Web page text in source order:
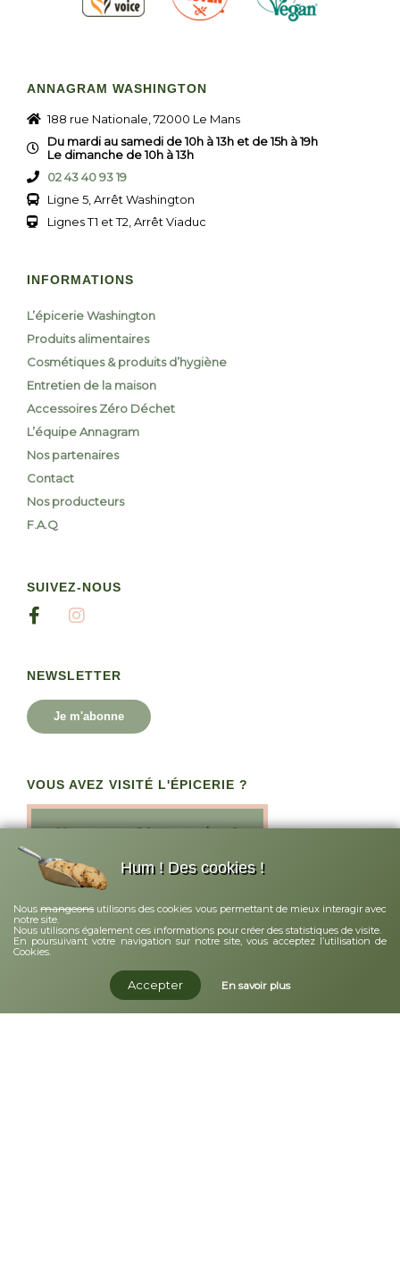
ANNAGRAM WASHINGTON
188 rue Nationale, 72000 Le Mans
Du mardi au samedi de 10h à 13h et de 15h à 19h
Le dimanche de 10h à 13h
02 43 40 93 19
Ligne 5, Arrêt Washington
Lignes T1 et T2, Arrêt Viaduc
INFORMATIONS
L’épicerie Washington
Produits alimentaires
Cosmétiques & produits d’hygiène
Entretien de la maison
Accessoires Zéro Déchet
L’équipe Annagram
Nos partenaires
Contact
Nos producteurs
F.A.Q
SUIVEZ-NOUS
NEWSLETTER
Je m'abonne
VOUS AVEZ VISITÉ L'ÉPICERIE ?
Hum ! Des cookies !
Nousmangeons utilisons des cookies vous permettant de mieux interagir avec
notre site.
Nous utilisons également ces informations pour créer des statistiques de visite.
En poursuivant votre navigation sur notre site, vous acceptez l’utilisation de
Cookies.
Accepter En savoir plus